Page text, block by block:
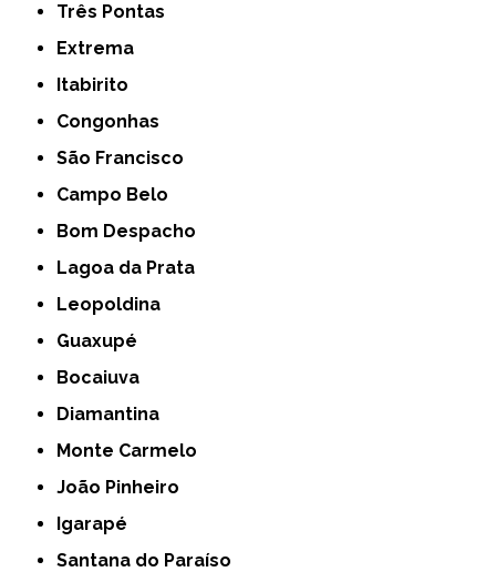
Três Pontas
Extrema
Itabirito
Congonhas
São Francisco
Campo Belo
Bom Despacho
Lagoa da Prata
Leopoldina
Guaxupé
Bocaiuva
Diamantina
Monte Carmelo
João Pinheiro
Igarapé
Santana do Paraíso